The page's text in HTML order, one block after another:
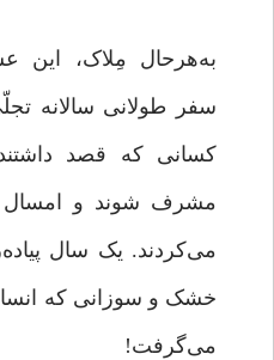
به‌هرحال مِلاک،
سفر طولانى سالانه‌
کسانى که قصد
مشرف شوند و
مى‌‌کردند. یک سال
خشک و سوزانى که
مى‌‌گرفت!